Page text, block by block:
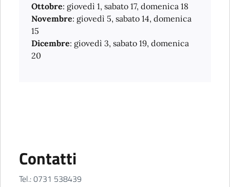
Ottobre: giovedì 1, sabato 17, domenica 18
Novembre: giovedì 5, sabato 14, domenica
15
Dicembre: giovedì 3, sabato 19, domenica
20
Contatti
Tel.: 0731 538439